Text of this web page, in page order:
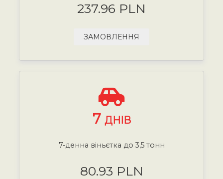
237.96 PLN
ЗАМОВЛЕННЯ
7 ДНІВ
7-денна віньєтка до 3,5 тонн
80.93 PLN